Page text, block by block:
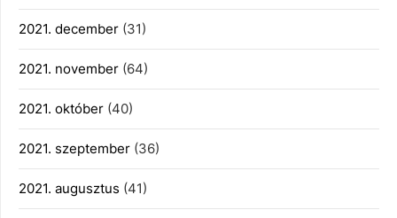
2021. december (31)
2021. november (64)
2021. október (40)
2021. szeptember (36)
2021. augusztus (41)